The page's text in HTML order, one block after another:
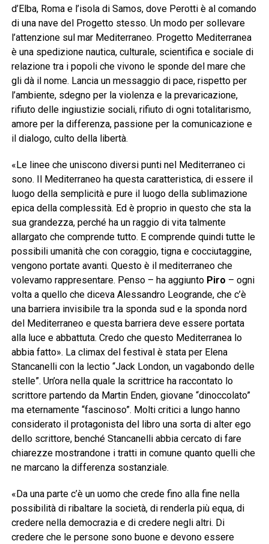
d’Elba, Roma e l’isola di Samos, dove Perotti è al comando
di una nave del Progetto stesso. Un modo per sollevare
l’attenzione sul mar Mediterraneo. Progetto Mediterranea
è una spedizione nautica, culturale, scientifica e sociale di
relazione tra i popoli che vivono le sponde del mare che
gli dà il nome. Lancia un messaggio di pace, rispetto per
l’ambiente, sdegno per la violenza e la prevaricazione,
rifiuto delle ingiustizie sociali, rifiuto di ogni totalitarismo,
amore per la differenza, passione per la comunicazione e
il dialogo, culto della libertà.
«Le linee che uniscono diversi punti nel Mediterraneo ci
sono. Il Mediterraneo ha questa caratteristica, di essere il
luogo della semplicità e pure il luogo della sublimazione
epica della complessità. Ed è proprio in questo che sta la
sua grandezza, perché ha un raggio di vita talmente
allargato che comprende tutto. E comprende quindi tutte le
possibili umanità che con coraggio, tigna e cocciutaggine,
vengono portate avanti. Questo è il mediterraneo che
volevamo rappresentare. Penso – ha aggiunto Piro – ogni
volta a quello che diceva Alessandro Leogrande, che c’è
una barriera invisibile tra la sponda sud e la sponda nord
del Mediterraneo e questa barriera deve essere portata
alla luce e abbattuta. Credo che questo Mediterranea lo
abbia fatto». La climax del festival è stata per Elena
Stancanelli con la lectio “Jack London, un vagabondo delle
stelle”. Un’ora nella quale la scrittrice ha raccontato lo
scrittore partendo da Martin Enden, giovane “dinoccolato”
ma eternamente “fascinoso”. Molti critici a lungo hanno
considerato il protagonista del libro una sorta di alter ego
dello scrittore, benché Stancanelli abbia cercato di fare
chiarezze mostrandone i tratti in comune quanto quelli che
ne marcano la differenza sostanziale.
«Da una parte c’è un uomo che crede fino alla fine nella
possibilità di ribaltare la società, di renderla più equa, di
credere nella democrazia e di credere negli altri. Di
credere che le persone sono buone e devono essere